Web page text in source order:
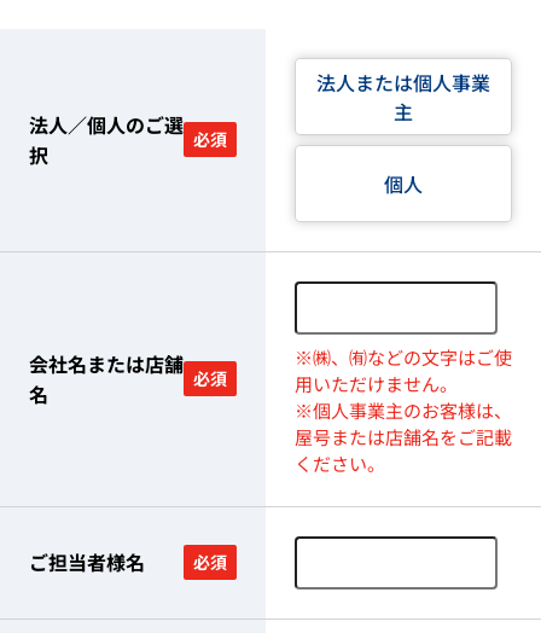
法人／個人のご選
択
必須
法人または個人事業
主
個人
会社名または店舗
名
必須
※㈱、㈲などの文字はご使
用いただけません。
※個人事業主のお客様は、
屋号または店舗名をご記載
ください。
ご担当者様名 必須